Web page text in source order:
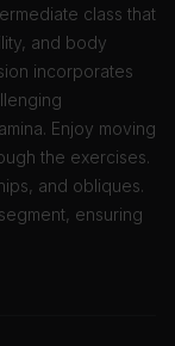
class that
and body
incorporates
Enjoy moving
the exercises.
and obliques.
ensuring